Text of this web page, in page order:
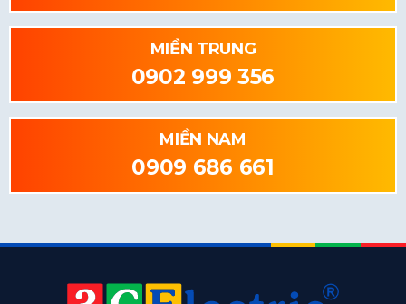
MIỀN TRUNG
0902 999 356
MIỀN NAM
0909 686 661